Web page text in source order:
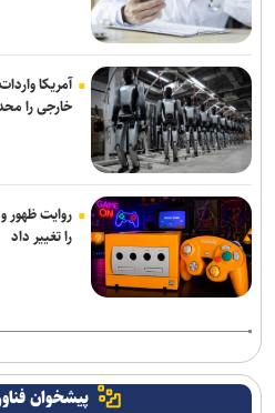
رسمی؛ عالیشاه به گل‌گهر پیوست
آمریکا
خارجی را
روایت ظهور
را تغییر داد
پیشخوان